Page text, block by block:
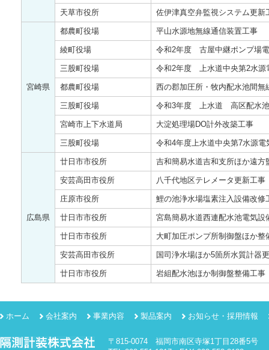
天草市役所 佐伊津真空弁監視システム更新
宮崎県
都農町役場 平山水源地無線通信装置工事
綾町役場 令和2年度 古屋中継ポンプ場
三股町役場 令和2年度 上水道中央第2水源
都農町役場 西の郡加圧所・牧内配水池間
三股町役場 令和3年度 上水道 高区配水池
宮崎市上下水道局 大淀処理場DO計外改築工事
三股町役場 令和4年度上水道中央第7水源
広島県
廿日市市役所 吉和簡易水道吉和支所ほか遠方
安芸高田市役所 八千代地区テレメータ更新工事
庄原市役所 鯉の池浄水場塩素注入設備改修
廿日市市役所 宮島簡易水道西連配水池電気設
廿日市市役所 大町加圧ポンプ所制御盤ほか整
安芸高田市役所 国司浄水場ほか5箇所水質計器
廿日市市役所 岩組配水池ほか制御盤整備工事
ホーム 会社案内 事業内容 製品案内 お知らせ・採用情報
〒815-0074 福岡市南区寺塚1丁目28番5号